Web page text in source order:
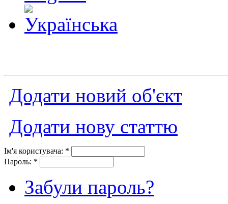
Додати новий об'єкт
Додати нову статтю
Ім'я користувача: *
Пароль: *
Забули пароль?